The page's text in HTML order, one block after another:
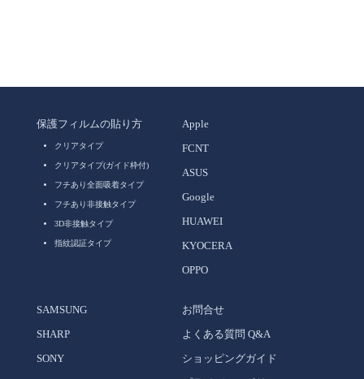
保護フィルムの貼り方
クリアタイプ
クリアタイプ(ガイド枠付)
フチあり全面吸着タイプ
フチあり非接触タイプ
3D非接触タイプ
指紋認証タイプ
Apple
FCNT
ASUS
Google
HUAWEI
KYOCERA
OPPO
SAMSUNG
SHARP
SONY
お問合せ
よくある質問 Q&A
ショッピングガイド